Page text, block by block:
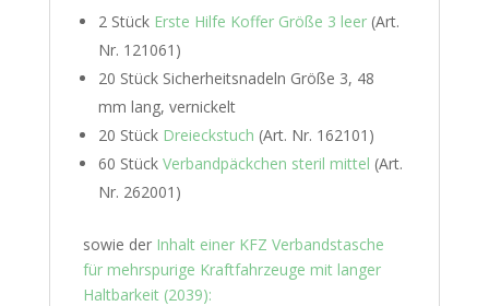
2 Stück Erste Hilfe Koffer Größe 3 leer (Art.
Nr. 121061)
20 Stück Sicherheitsnadeln Größe 3, 48
mm lang, vernickelt
20 Stück Dreieckstuch (Art. Nr. 162101)
60 Stück Verbandpäckchen steril mittel (Art.
Nr. 262001)
sowie der Inhalt einer KFZ Verbandstasche
für mehrspurige Kraftfahrzeuge mit langer
Haltbarkeit (2039):